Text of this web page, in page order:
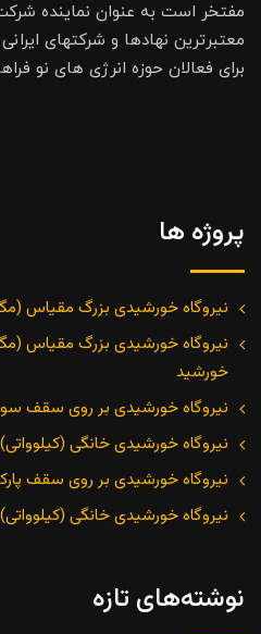
معتبرترین نهادها و شرکتهای
برای فعالان حوزه انرژی های نو
پروژه ها
نیروگاه خورشیدی بزرگ مقیاس
نیروگاه خورشیدی بزرگ مقیاس
خورشید
نیروگاه خورشیدی بر روی سقف
نیروگاه خورشیدی خانگی
نیروگاه خورشیدی بر روی سقف
نیروگاه خورشیدی خانگی
نوشته‌های تازه